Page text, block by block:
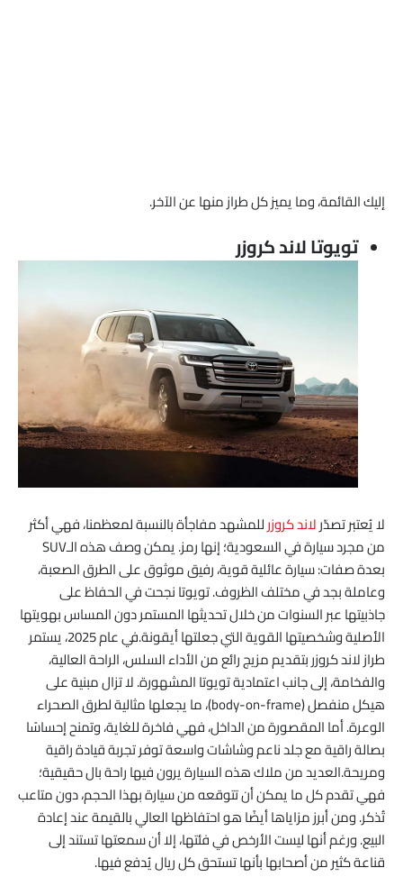
إليك القائمة، وما يميز كل طراز منها عن الآخر.
تويوتا لاند كروزر
لا يُعتبر تصدّرلاند كروزرللمشهد مفاجأة بالنسبة لمعظمنا، فهي أكثر
من مجرد سيارة في السعودية؛ إنها رمز. يمكن وصف هذه الـSUV
بعدة صفات: سيارة عائلية قوية، رفيق موثوق على الطرق الصعبة،
وعاملة بجد في مختلف الظروف. تويوتا نجحت في الحفاظ على
جاذبيتها عبر السنوات من خلال تحديثها المستمر دون المساس بهويتها
الأصلية وشخصيتها القوية التي جعلتها أيقونة.في عام 2025، يستمر
طراز لاند كروزر بتقديم مزيج رائع من الأداء السلس، الراحة العالية،
والفخامة، إلى جانب اعتمادية تويوتا المشهورة. لا تزال مبنية على
هيكل منفصل (body-on-frame)، ما يجعلها مثالية لطرق الصحراء
الوعرة. أما المقصورة من الداخل، فهي فاخرة للغاية، وتمنح إحساسًا
بصالة راقية مع جلد ناعم وشاشات واسعة توفر تجربة قيادة راقية
ومريحة.العديد من ملاك هذه السيارة يرون فيها راحة بال حقيقية؛
فهي تقدم كل ما يمكن أن تتوقعه من سيارة بهذا الحجم، دون متاعب
تُذكر. ومن أبرز مزاياها أيضًا هو احتفاظها العالي بالقيمة عند إعادة
البيع. ورغم أنها ليست الأرخص في فئتها، إلا أن سمعتها تستند إلى
قناعة كثير من أصحابها بأنها تستحق كل ريال يُدفع فيها.